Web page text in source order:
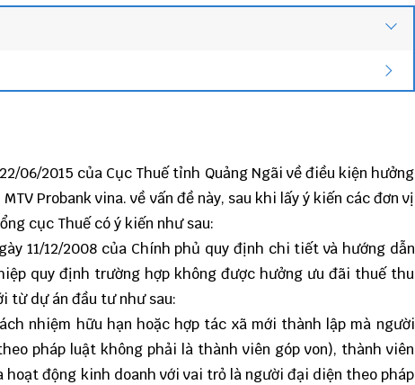
06/2015 của Cục Thuế tỉnh Quảng Ngãi về điều kiện hưởng
Probank vina. về vấn đề này, sau khi lấy ý kiến các đơn vị
cục Thuế có ý kiến như sau:
11/12/2008 của Chính phủ quy định chi tiết và hướng dẫn
quy định trường hợp không được hưởng ưu đãi thuế thu
từ dự án đầu tư như sau:
nhiệm hữu hạn hoặc hợp tác xã mới thành lập mà người
pháp luật không phải là thành viên góp von), thành viên
động kinh doanh với vai trỏ là người đại diện theo pháp